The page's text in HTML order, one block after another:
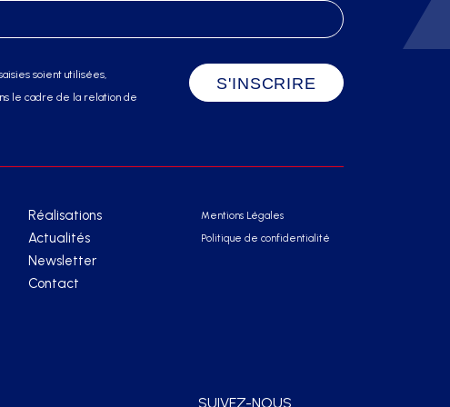
soient utilisées,
le cadre de la relation de
Réalisations
Actualités
Newsletter
Contact
Mentions Légales
Politique de confidentialité
SUIVEZ-NOUS